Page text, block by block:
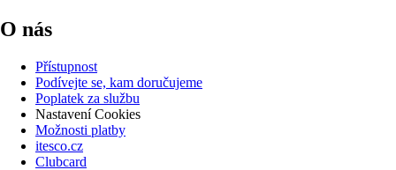
O nás
Přístupnost
Podívejte se, kam doručujeme
Poplatek za službu
Nastavení Cookies
Možnosti platby
itesco.cz
Clubcard